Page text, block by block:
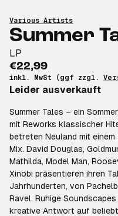
Various Artists
Summer
LP
€22,99
inkl. MwSt (ggf zzgl.
Leider ausverkauft
Summer Tales – ein
mit Reworks klassischer
betreten Neuland mit
Mix. David Douglas,
Mathilda, Model Man,
Xinobi präsentieren ihren
Jahrhunderten, von
Ravel. Ruhige
kreative Antwort auf